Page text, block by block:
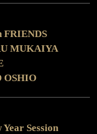
FRIENDS
MUKAIYA
OSHIO
Session